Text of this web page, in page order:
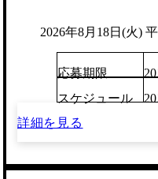
2026年8月18日(火)
応募期限
スケジュール
詳細を見る